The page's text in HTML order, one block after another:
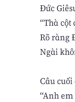
Đức
“Thà
Rõ ràng
Ngài
Câu
“Anh